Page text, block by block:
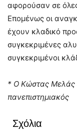
αφορούσαν σε όλες
Επομένως οι
έχουν κλαδικό
συγκεκριμένες
συγκεκριμένοι
* Ο Κώστας Μελάς
πανεπιστημιακός
Σχόλια